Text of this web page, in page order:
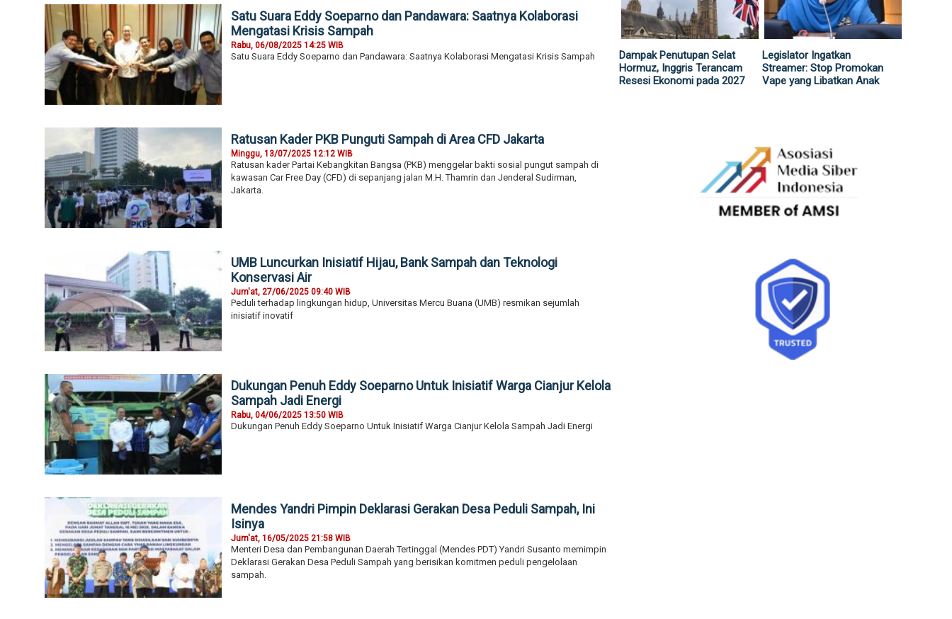
Satu Suara Eddy Soeparno dan Pandawara: Saatnya Kolaborasi
Mengatasi Krisis Sampah
Rabu, 06/08/2025 14:25 WIB
Satu Suara Eddy Soeparno dan Pandawara: Saatnya Kolaborasi Mengatasi Krisis Sampah
Ratusan Kader PKB Punguti Sampah di Area CFD Jakarta
Minggu, 13/07/2025 12:12 WIB
Ratusan kader Partai Kebangkitan Bangsa (PKB) menggelar bakti sosial pungut sampah di
kawasan Car Free Day (CFD) di sepanjang jalan M.H. Thamrin dan Jenderal Sudirman,
Jakarta.
UMB Luncurkan Inisiatif Hijau, Bank Sampah dan Teknologi
Konservasi Air
Jum'at, 27/06/2025 09:40 WIB
Peduli terhadap lingkungan hidup, Universitas Mercu Buana (UMB) resmikan sejumlah
inisiatif inovatif
Dukungan Penuh Eddy Soeparno Untuk Inisiatif Warga Cianjur Kelola
Sampah Jadi Energi
Rabu, 04/06/2025 13:50 WIB
Dukungan Penuh Eddy Soeparno Untuk Inisiatif Warga Cianjur Kelola Sampah Jadi Energi
Mendes Yandri Pimpin Deklarasi Gerakan Desa Peduli Sampah, Ini
Isinya
Jum'at, 16/05/2025 21:58 WIB
Menteri Desa dan Pembangunan Daerah Tertinggal (Mendes PDT) Yandri Susanto memimpin
Deklarasi Gerakan Desa Peduli Sampah yang berisikan komitmen peduli pengelolaan
sampah.
Dampak Penutupan Selat
Hormuz, Inggris Terancam
Resesi Ekonomi pada 2027
Legislator Ingatkan
Streamer: Stop Promokan
Vape yang Libatkan Anak